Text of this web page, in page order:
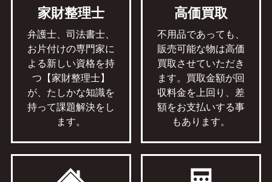
家財整理士
弁護士、司法書士、
お片付けの専門家に
よる新しい資格を持
つ【家財整理士】
が、たしかな知識を
持って課題解決をし
ます。
高価買取
不用品であっても、
販売可能な物は高価
買取させていただき
ます。買取金額が回
収料金を上回り、差
額をお支払いする事
もあります。